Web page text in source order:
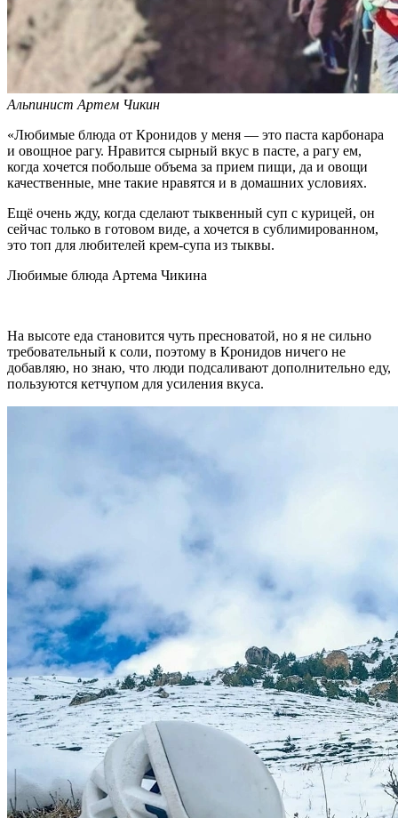
Альпинист Артем Чикин
«Любимые блюда от Кронидов у меня — это паста карбонара
и овощное рагу. Нравится сырный вкус в пасте, а рагу ем,
когда хочется побольше объема за прием пищи, да и овощи
качественные, мне такие нравятся и в домашних условиях.
Ещё очень жду, когда сделают тыквенный суп с курицей, он
сейчас только в готовом виде, а хочется в сублимированном,
это топ для любителей крем-супа из тыквы.
Любимые блюда Артема Чикина
На высоте еда становится чуть пресноватой, но я не сильно
требовательный к соли, поэтому в Кронидов ничего не
добавляю, но знаю, что люди подсаливают дополнительно еду,
пользуются кетчупом для усиления вкуса.